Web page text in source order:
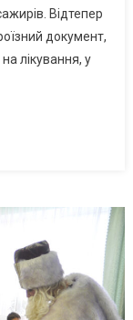
Відтепер
документ,
лікування, у